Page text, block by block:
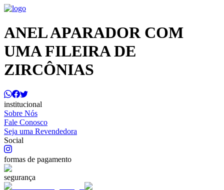
ANEL APARADOR COM
UMA FILEIRA DE
ZIRCÔNIAS
institucional
Sobre Nós
Fale Conosco
Seja uma Revendedora
Social
formas de pagamento
segurança